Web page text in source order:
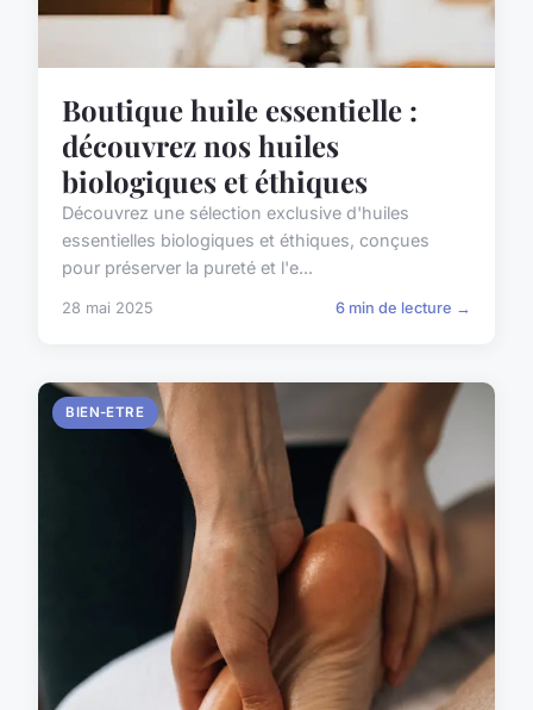
Boutique huile essentielle :
découvrez nos huiles
biologiques et éthiques
Découvrez une sélection exclusive d'huiles
essentielles biologiques et éthiques, conçues
pour préserver la pureté et l'e...
28 mai 2025 6 min de lecture →
BIEN-ETRE